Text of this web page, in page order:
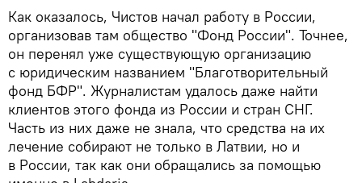
Как оказалось, Чистов начал работу в России,
организовав там общество "Фонд России". Точнее,
он перенял уже существующую организацию
с юридическим названием "Благотворительный
фонд БФР". Журналистам удалось даже найти
клиентов этого фонда из России и стран СНГ.
Часть из них даже не знала, что средства на их
лечение собирают не только в Латвии, но и
в России, так как они обращались за помощью